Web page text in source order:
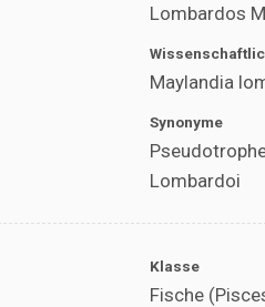
Lombardos
Maylandia
Synonyme
Lombardoi
Klasse
Fische